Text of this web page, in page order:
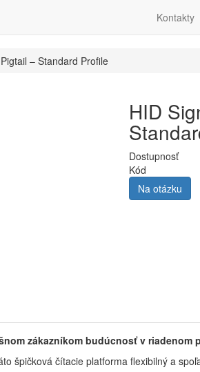
Kontakty
– Standard Profile
HID
Dostupnosť
Kód
Na otázku
zákazníkom budúcnosť v riadenom
špičková čítacie platforma flexibilný a